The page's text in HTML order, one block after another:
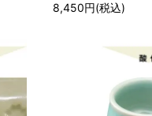
8,450円(税込)